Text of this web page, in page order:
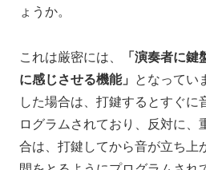
ょうか。
これは厳密には、
「演奏者に
に感じさせる機能」
となってい
した場合は、 打鍵するとすぐに
ログラムされており、
反対に、
合は、 打鍵してから音が立ち上